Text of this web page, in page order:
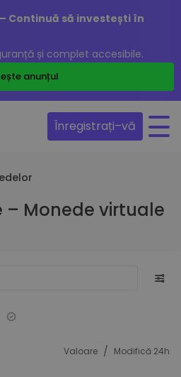
Continuă să investești în
și complet accesibile.
anunțul
Înregistrați–vă
Monede virtuale
Valoare / Modifică 24h